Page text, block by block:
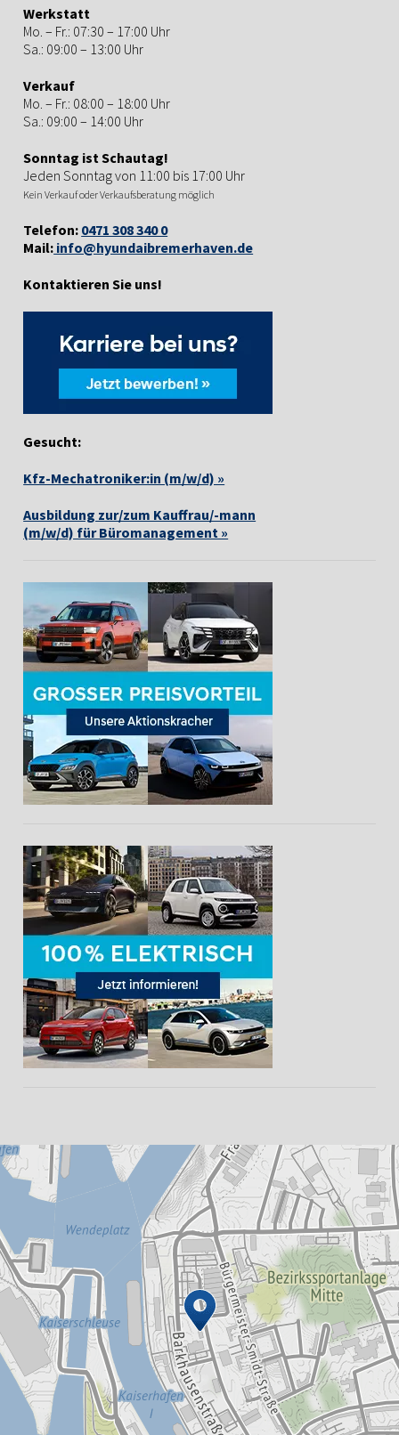
Werkstatt
Mo. – Fr.: 07:30 – 17:00 Uhr
Sa.: 09:00 – 13:00 Uhr
Verkauf
Mo. – Fr.: 08:00 – 18:00 Uhr
Sa.: 09:00 – 14:00 Uhr
Sonntag ist Schautag!
Jeden Sonntag von 11:00 bis 17:00 Uhr
Kein Verkauf oder Verkaufsberatung möglich
Telefon: 0471 308 340 0
Mail: info@hyundaibremerhaven.de
Kontaktieren Sie uns!
Gesucht:
Kfz-Mechatroniker:in (m/w/d) »
Ausbildung zur/zum Kauffrau/-mann
(m/w/d) für Büromanagement »